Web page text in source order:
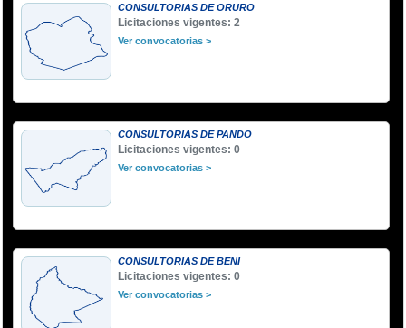
CONSULTORIAS DE ORURO
Licitaciones vigentes: 2
Ver convocatorias >
CONSULTORIAS DE PANDO
Licitaciones vigentes: 0
Ver convocatorias >
CONSULTORIAS DE BENI
Licitaciones vigentes: 0
Ver convocatorias >